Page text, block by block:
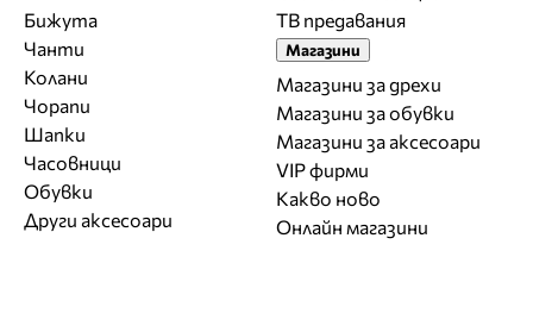
Бижута
Чанти
Колани
Чорапи
Шапки
Часовници
Обувки
Други аксесоари
ТВ предавания
Магазини
Магазини за дрехи
Магазини за обувки
Магазини за aксесоари
VIP фирми
Какво ново
Онлайн магазини